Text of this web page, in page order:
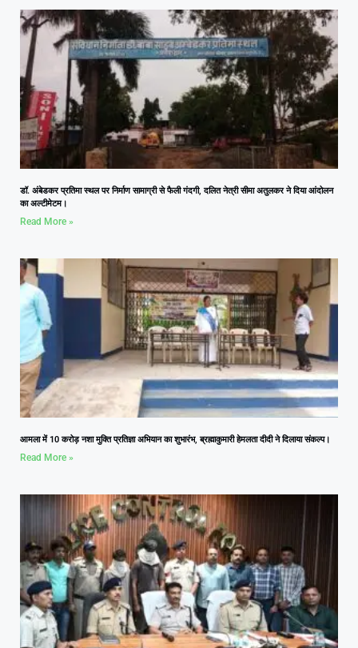
डॉ. अंबेडकर प्रतिमा स्थल पर निर्माण सामाग्री से फैली गंदगी, दलित नेत्री सीमा अतुलकर ने दिया आंदोलन
का अल्टीमेटम।
Read More »
आमला में 10 करोड़ नशा मुक्ति प्रतिज्ञा अभियान का शुभारंभ, ब्रह्माकुमारी हेमलता दीदी ने दिलाया संकल्प।
Read More »